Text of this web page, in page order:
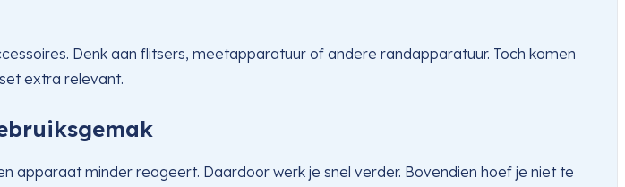
Denk aan flitsers, meetapparatuur of andere randapparatuur. Toch komen
extra relevant.
apparaat minder reageert. Daardoor werk je snel verder. Bovendien hoef je niet te